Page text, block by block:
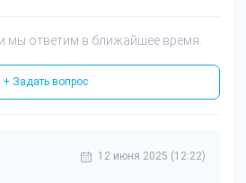
мы ответим в ближайшее время.
+ Задать вопрос
12 июня 2025 (12:22)